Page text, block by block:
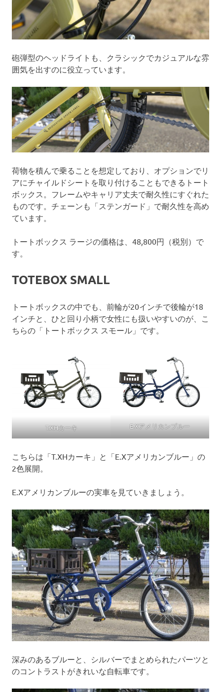
砲弾型のヘッドライトも、クラシックでカジュアルな雰
囲気を出すのに役立っています。
荷物を積んで乗ることを想定しており、オプションでリ
アにチャイルドシートを取り付けることもできるトート
ボックス。フレームやキャリア丈夫で耐久性にすぐれた
ものです。チェーンも「ステンガード」で耐久性を高め
ています。
トートボックス ラージの価格は、48,800円（税別）で
す。
TOTEBOX SMALL
トートボックスの中でも、前輪が20インチで後輪が18
インチと、ひと回り小柄で女性にも扱いやすいのが、こ
ちらの「トートボックス スモール」です。
T.XHカーキ E.Xアメリカンブルー
こちらは「T.XHカーキ」と「E.Xアメリカンブルー」の
2色展開。
E.Xアメリカンブルーの実車を見ていきましょう。
深みのあるブルーと、シルバーでまとめられたパーツと
のコントラストがきれいな自転車です。